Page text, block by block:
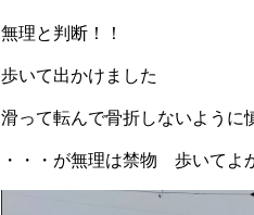
無理と判断！！
歩いて出かけました
滑って転んで骨折しないように
・・・が無理は禁物 歩いてよ